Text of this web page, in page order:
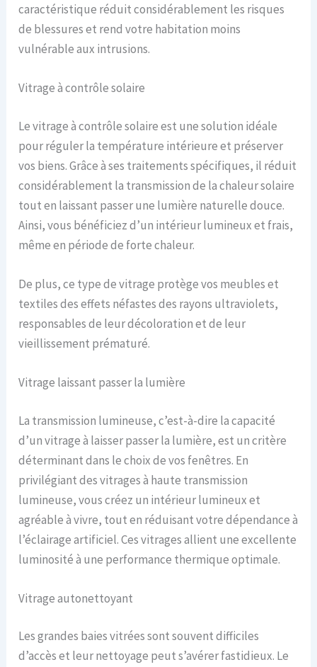
caractéristique réduit considérablement les risques
de blessures et rend votre habitation moins
vulnérable aux intrusions.
Vitrage à contrôle solaire
Le vitrage à contrôle solaire est une solution idéale
pour réguler la température intérieure et préserver
vos biens. Grâce à ses traitements spécifiques, il réduit
considérablement la transmission de la chaleur solaire
tout en laissant passer une lumière naturelle douce.
Ainsi, vous bénéficiez d’un intérieur lumineux et frais,
même en période de forte chaleur.
De plus, ce type de vitrage protège vos meubles et
textiles des effets néfastes des rayons ultraviolets,
responsables de leur décoloration et de leur
vieillissement prématuré.
Vitrage laissant passer la lumière
La transmission lumineuse, c’est-à-dire la capacité
d’un vitrage à laisser passer la lumière, est un critère
déterminant dans le choix de vos fenêtres. En
privilégiant des vitrages à haute transmission
lumineuse, vous créez un intérieur lumineux et
agréable à vivre, tout en réduisant votre dépendance à
l’éclairage artificiel. Ces vitrages allient une excellente
luminosité à une performance thermique optimale.
Vitrage autonettoyant
Les grandes baies vitrées sont souvent difficiles
d’accès et leur nettoyage peut s’avérer fastidieux. Le